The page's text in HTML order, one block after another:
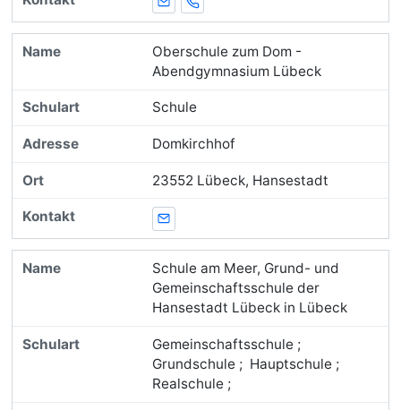
E-MailTelefon
Oberschule zum Dom -
Abendgymnasium Lübeck
Schule
Domkirchhof
23552 Lübeck, Hansestadt
E-Mail
Schule am Meer, Grund- und
Gemeinschaftsschule der
Hansestadt Lübeck in Lübeck
Gemeinschaftsschule ;
Grundschule ; Hauptschule ;
Realschule ;